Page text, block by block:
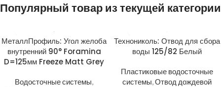
Популярный товар из текущей категории
МеталлПрофиль: Угол желоба
внутренний 90° Foramina
D=125мм Freeze Matt Grey
Водосточные системы,
Технониколь: Отвод для сбора
воды 125/82 Белый
Пластиковые водосточные
системы,Отвод дождевой